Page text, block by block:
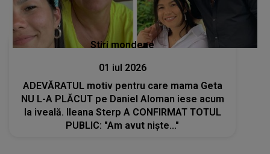
Stiri mondene
01 iul 2026
ADEVĂRATUL motiv pentru care mama Geta
NU L-A PLĂCUT pe Daniel Aloman iese acum
la iveală. Ileana Sterp A CONFIRMAT TOTUL
PUBLIC: "Am avut niște..."